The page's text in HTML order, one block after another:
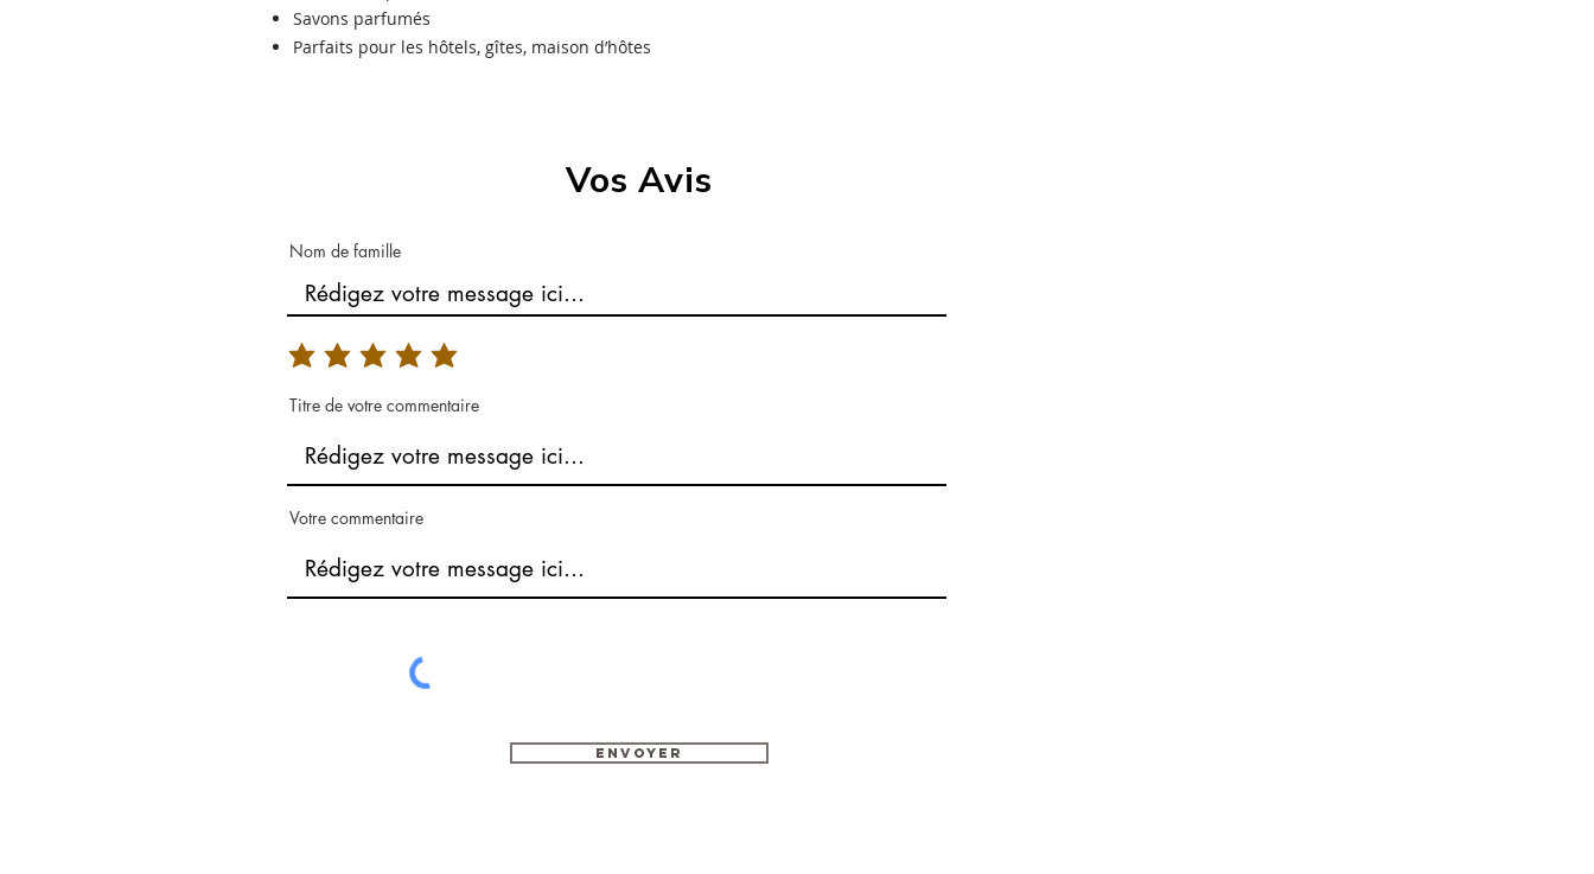
Savons parfumés
Parfaits pour les hôtels, gîtes, maison d’hôtes
Vos Avis
Nom de famille
Titre de votre commentaire
Votre commentaire
Envoyer